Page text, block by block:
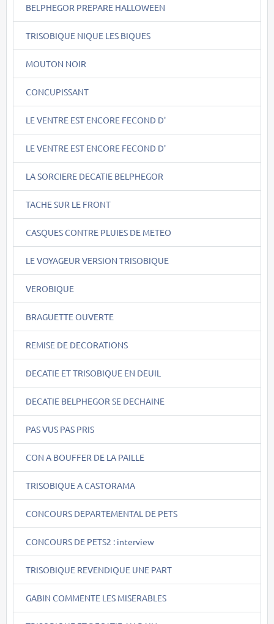
BELPHEGOR PREPARE HALLOWEEN
TRISOBIQUE NIQUE LES BIQUES
MOUTON NOIR
CONCUPISSANT
LE VENTRE EST ENCORE FECOND D'
LE VENTRE EST ENCORE FECOND D'
LA SORCIERE DECATIE BELPHEGOR
TACHE SUR LE FRONT
CASQUES CONTRE PLUIES DE METEO
LE VOYAGEUR VERSION TRISOBIQUE
VEROBIQUE
BRAGUETTE OUVERTE
REMISE DE DECORATIONS
DECATIE ET TRISOBIQUE EN DEUIL
DECATIE BELPHEGOR SE DECHAINE
PAS VUS PAS PRIS
CON A BOUFFER DE LA PAILLE
TRISOBIQUE A CASTORAMA
CONCOURS DEPARTEMENTAL DE PETS
CONCOURS DE PETS2 : interview
TRISOBIQUE REVENDIQUE UNE PART
GABIN COMMENTE LES MISERABLES